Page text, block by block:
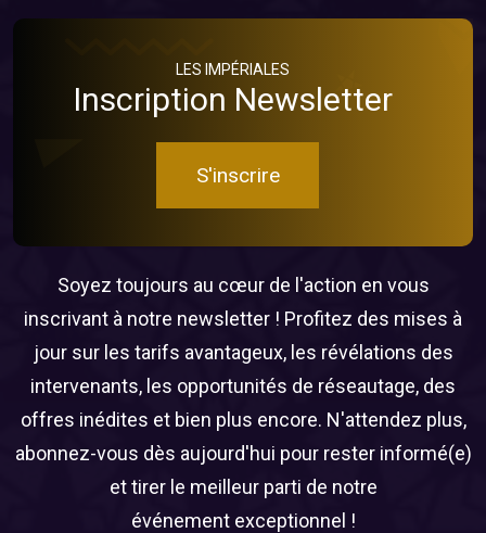
LES IMPÉRIALES
Inscription Newsletter
S'inscrire
Soyez toujours au cœur de l'action en vous
inscrivant à notre newsletter ! Profitez des mises à
jour sur les tarifs avantageux, les révélations des
intervenants, les opportunités de réseautage, des
offres inédites et bien plus encore. N'attendez plus,
abonnez-vous dès aujourd'hui pour rester informé(e)
et tirer le meilleur parti de notre
événement exceptionnel !